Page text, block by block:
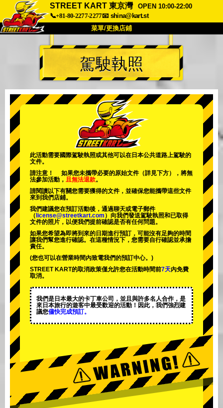
STREET KART 東京灣
OPEN 10:00-22:00
📞+81-80-2277-2277📧 shina@kart.st
菜單/更換店鋪
首頁
關於我們 規格 價格
公司 預訂
更換店鋪
東京 秋葉原 #2 東京 澀谷
東京 澀谷分店
東京 淺草
沖繩
駕駛執照
此活動需要國際駕駛執照或其他可以在日本公共道路上駕駛的
文件。
請注意！ 如果您未攜帶必要的原始文件（詳見下方），將無
法參加活動， 且無法退款。
請閱讀以下有關您需要獲得的文件，並確保您能攜帶這些文件
來到我們店鋪。
我們建議您在預訂活動後，通過聊天或電子郵件
（ license@streetkart.com ）向我們發送駕駛執照和已取得
文件的照片，以便我們提前確認是否有任何問題。
如果您希望為即將到來的日期進行預訂，可能沒有足夠的時間
讓我們幫您進行確認。在這種情況下，您需要自行確認並承擔
責任。
(您也可以在營業時間內致電我們的預訂中心。)
STREET KART的取消政策僅允許您在活動時間前7天內免費
取消。
我們是日本最大的卡丁車公司，並且與許多名人合作，是
來日本旅行的遊客中最受歡迎的活動 ！因此，我們強烈建
議您儘快完成預訂。